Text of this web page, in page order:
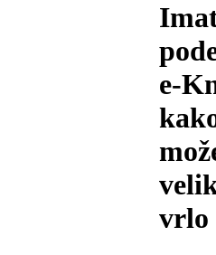
e-
vrlo